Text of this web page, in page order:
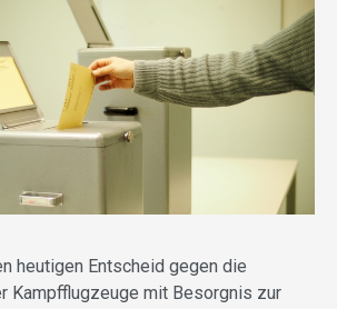
heutigen Entscheid gegen die
Kampfflugzeuge mit Besorgnis zur